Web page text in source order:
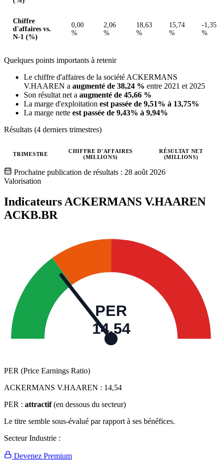
Chiffre
d'affaires vs.
N-1 (%)
0,00
%
2,06
%
18,63
%
15,74
%
-1,35
%
Quelques points importants à retenir
Le chiffre d'affaires de la société ACKERMANS
V.HAAREN a augmenté de 38,24 % entre 2021 et 2025
Son résultat net a augmenté de 45,66 %
La marge d'exploitation est passée de 9,51% à 13,75%
La marge nette est passée de 9,43% à 9,94%
Résultats (4 derniers trimestres)
Valeurs trimestrielles en millions (euro)
TRIMESTRE
CHIFFRE D'AFFAIRES
(MILLIONS)
RÉSULTAT NET
(MILLIONS)
Prochaine publication de résultats : 28 août 2026
Valorisation
Indicateurs ACKERMANS V.HAAREN
ACKB.BR
PER
14,54
PER (Price Earnings Ratio)
ACKERMANS V.HAAREN : 14,54
PER : attractif (en dessous du secteur)
Le titre semble sous-évalué par rapport à ses bénéfices.
Secteur Industrie :
Devenez Premium